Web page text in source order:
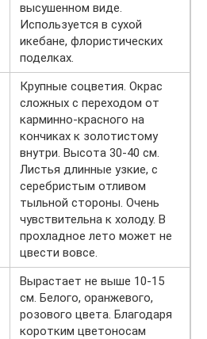
высушенном виде.
Используется в сухой
икебане, флористических
поделках.
Крупные соцветия. Окрас
сложных с переходом от
карминно-красного на
кончиках к золотистому
внутри. Высота 30-40 см.
Листья длинные узкие, с
серебристым отливом
тыльной стороны. Очень
чувствительна к холоду. В
прохладное лето может не
цвести вовсе.
Вырастает не выше 10-15
см. Белого, оранжевого,
розового цвета. Благодаря
коротким цветоносам